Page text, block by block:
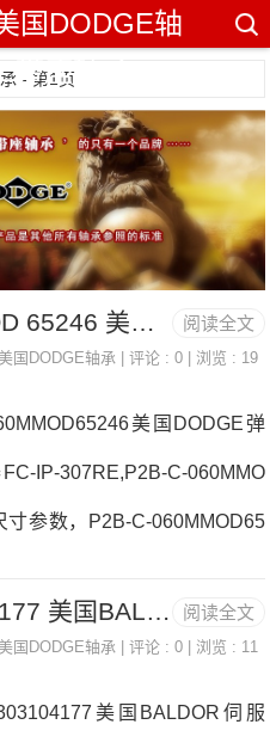
国DODGE轴
座轴承
- 第1页
阅读全文
P2B-C-060M MOD 65246 美国DODGE弹簧联轴器 F2B-SXR-35M
国DODGE轴承 | 评论 : 0 | 浏览 : 19
美国DODGE弹
IP-307RE,P2B-C-060MMO
寸参数，P2B-C-060MMOD65
厂家F2B-SC-200F
格F4B-E-307RF2B-GTEZ-3
阅读全文
F4B-SD-303 104177 美国BALDOR伺服电机 EP2B-S2-115RE
国DODGE轴承 | 评论 : 0 | 浏览 : 11
美国BALDOR伺服